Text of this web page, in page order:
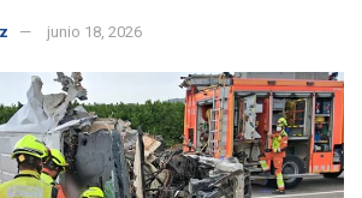
junio 18, 2026